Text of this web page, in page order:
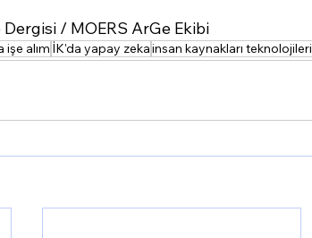
/ MOERS ArGe Ekibi
işe alım İK'da yapay zekainsan kaynakları teknolojileri